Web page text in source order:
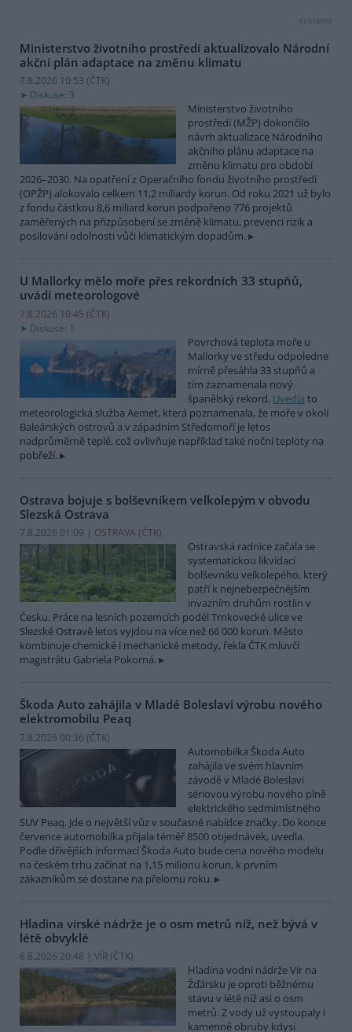
reklama
Ministerstvo životního prostředí aktualizovalo Národní
akční plán adaptace na změnu klimatu
7.8.2026 10:53 (ČTK)
Diskuse: 3
Ministerstvo životního
prostředí (MŽP) dokončilo
návrh aktualizace Národního
akčního plánu adaptace na
změnu klimatu pro období
2026–2030. Na opatření z Operačního fondu životního prostředí
(OPŽP) alokovalo celkem 11,2 miliardy korun. Od roku 2021 už bylo
z fondu částkou 8,6 miliard korun podpořeno 776 projektů
zaměřených na přizpůsobení se změně klimatu, prevenci rizik a
posilování odolnosti vůči klimatickým dopadům.
U Mallorky mělo moře přes rekordních 33 stupňů,
uvádí meteorologové
7.8.2026 10:45 (ČTK)
Diskuse: 1
Povrchová teplota moře u
Mallorky ve středu odpoledne
mírně přesáhla 33 stupňů a
tím zaznamenala nový
španělský rekord. Uvedla to
meteorologická služba Aemet, která poznamenala, že moře v okolí
Baleárských ostrovů a v západním Středomoří je letos
nadprůměrně teplé, což ovlivňuje například také noční teploty na
pobřeží.
Ostrava bojuje s bolševníkem velkolepým v obvodu
Slezská Ostrava
7.8.2026 01:09 | OSTRAVA (ČTK)
Ostravská radnice začala se
systematickou likvidací
bolševníku velkolepého, který
patří k nejnebezpečnějším
invazním druhům rostlin v
Česku. Práce na lesních pozemcích podél Trnkovecké ulice ve
Slezské Ostravě letos vyjdou na více než 66 000 korun. Město
kombinuje chemické i mechanické metody, řekla ČTK mluvčí
magistrátu Gabriela Pokorná.
Škoda Auto zahájila v Mladé Boleslavi výrobu nového
elektromobilu Peaq
7.8.2026 00:36 (ČTK)
Automobilka Škoda Auto
zahájila ve svém hlavním
závodě v Mladé Boleslavi
sériovou výrobu nového plně
elektrického sedmimístného
SUV Peaq. Jde o největší vůz v současné nabídce značky. Do konce
července automobilka přijala téměř 8500 objednávek, uvedla.
Podle dřívějších informací Škoda Auto bude cena nového modelu
na českém trhu začínat na 1,15 milionu korun, k prvním
zákazníkům se dostane na přelomu roku.
Hladina vírské nádrže je o osm metrů níž, než bývá v
létě obvyklé
6.8.2026 20:48 | VÍR (ČTK)
Hladina vodní nádrže Vír na
Žďársku je oproti běžnému
stavu v létě níž asi o osm
metrů. Z vody už vystoupaly i
kamenné obruby kdysi